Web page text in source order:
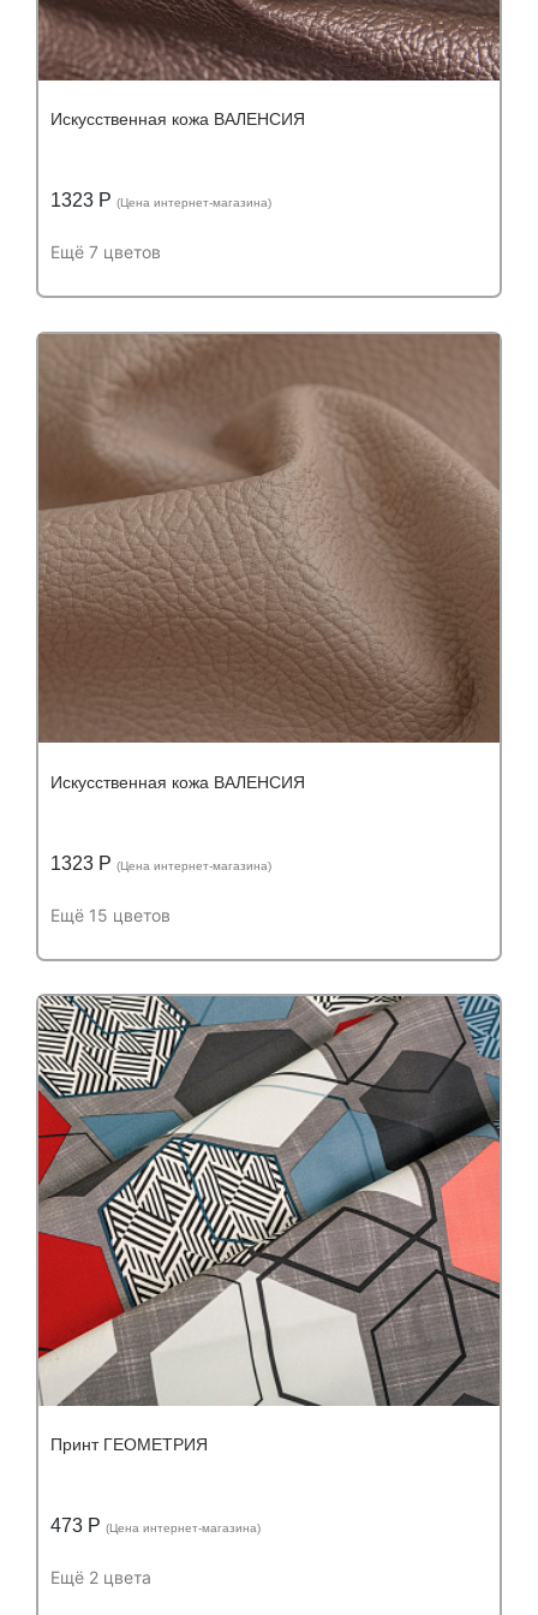
Искусственная кожа ВАЛЕНСИЯ
1323 Р (Цена интернет-магазина)
Ещё 7 цветов
Устойчивость к истиранию:
Состав:
Устойчивость к истиранию:более 50 000
Состав:
полиуретан (PU) 65%, полиэстер
(PES) 23%, хлопок (CO) 12%
Искусственная кожа ВАЛЕНСИЯ
1323 Р (Цена интернет-магазина)
Ещё 15 цветов
Устойчивость к истиранию:
Состав:
Устойчивость к истиранию:более 50 000
циклов
Состав:полиуретан (PU) 65%, полиэстер
(PES) 23%, хлопок (CO) 12%
Принт ГЕОМЕТРИЯ
473 Р (Цена интернет-магазина)
Ещё 2 цвета